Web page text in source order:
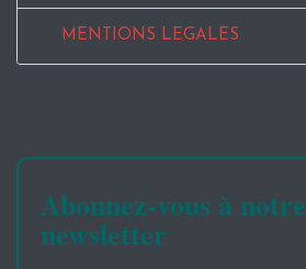
MENTIONS LEGALES
Abonnez-vous à notre
newsletter